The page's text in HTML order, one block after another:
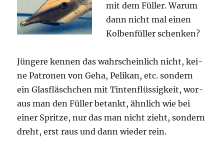
mit dem Fül­ler. War­um
dann nicht mal einen
Kol­ben­fül­ler schenken?
Jün­ge­re ken­nen das wahr­schein­lich nicht, kei­
ne Patro­nen von Geha, Peli­kan, etc. son­dern
ein Glas­fläsch­chen mit Tin­ten­flüs­sig­keit, wor­
aus man den Fül­ler betankt, ähn­lich wie bei
einer Sprit­ze, nur das man nicht zieht, son­dern
dreht, erst raus und dann wie­der rein.